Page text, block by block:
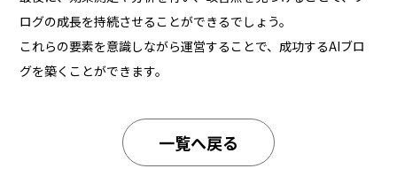
ログの成長を持続させることができるでしょう。
これらの要素を意識しながら運営することで、成功するAIブロ
グを築くことができます。
一覧へ戻る